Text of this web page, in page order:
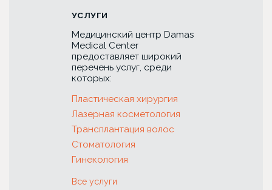
УСЛУГИ
Медицинский центр Damas
Medical Center
предоставляет широкий
перечень услуг, среди
которых:
Пластическая хирургия
Лазерная косметология
Трансплантация волос
Стоматология
Гинекология
Все услуги